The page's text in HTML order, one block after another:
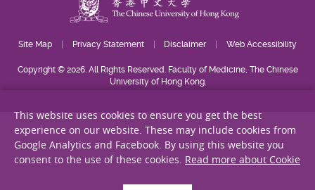
Site Map Privacy Statement Disclaimer Web Accessibility
Copyright © 2026. All Rights Reserved. Faculty of Medicine, The Chinese
University of Hong Kong.
This website uses cookies to ensure you get the best
experience on our website. These may include cookies from
Google Analytics and Facebook. By using this website you
consent to the use of these cookies. Read more about Cookie